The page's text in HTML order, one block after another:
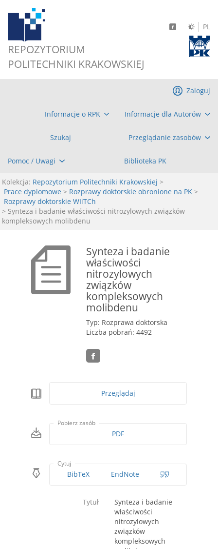
REPOZYTORIUM
POLITECHNIKI KRAKOWSKIEJ
PL
Informacje o RPK Informacje dla Autorów
Szukaj Przeglądanie zasobów
Pomoc / Uwagi Biblioteka PK
Zaloguj
Kolekcja: Repozytorium Politechniki Krakowskiej >
Prace dyplomowe > Rozprawy doktorskie obronione na PK >
Rozprawy doktorskie WIiTCh
> Synteza i badanie właściwości nitrozylowych związków
kompleksowych molibdenu
Synteza i badanie
właściwości
nitrozylowych
związków
kompleksowych
molibdenu
Typ: Rozprawa doktorska
Liczba pobrań: 4492
Przeglądaj
Pobierz zasób
PDF
Cytuj
BibTeX EndNote
Tytuł
Synteza i badanie
właściwości
nitrozylowych
związków
kompleksowych